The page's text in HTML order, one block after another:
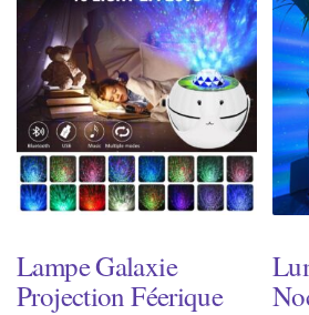
Lampe Galaxie
Projection Féerique